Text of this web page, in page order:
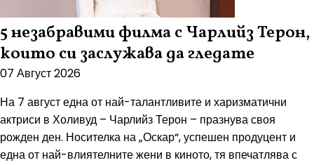
5 незабравими филма с Чарлийз Терон,
които си заслужава да гледате
07 Август 2026
На 7 август една от най-талантливите и харизматични
актриси в Холивуд – Чарлийз Терон – празнува своя
рожден ден. Носителка на „Оскар“, успешен продуцент и
една от най-влиятелните жени в киното, тя впечатлява с